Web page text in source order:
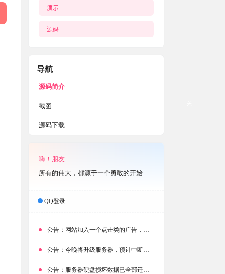
演示
源码
导航
源码简介
截图
源码下载
嗨！朋友
所有的伟大，都源于一个勇敢的开始
QQ登录
公告： 网站加入一个点击类的广告，大家点击下载按钮需要注意
公告： 今晚将升级服务器，预计中断时常为1分钟
公告： 服务器硬盘损坏数据已全部迁移备份，网站恢复完成！